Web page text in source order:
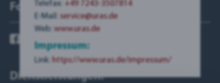
Folge mir auf:
Dienstleistungen:
Telefax: +49 7243-3507814
E-Mail: service@uras.de
Web: www.uras.de
Impressum:
Link: https://www.uras.de/impressum/